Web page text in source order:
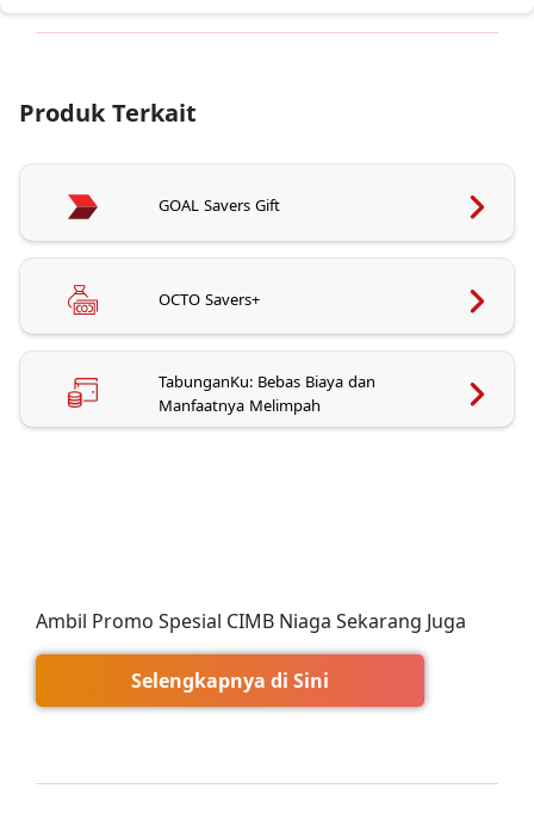
Produk Terkait
GOAL Savers Gift
OCTO Savers+
TabunganKu: Bebas Biaya dan
Manfaatnya Melimpah
Ambil Promo Spesial CIMB Niaga Sekarang Juga
Selengkapnya di Sini